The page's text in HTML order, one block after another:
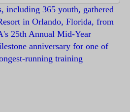
including 365 youth, gathered
in Orlando, Florida, from
25th Annual Mid-Year
anniversary for one of
running training